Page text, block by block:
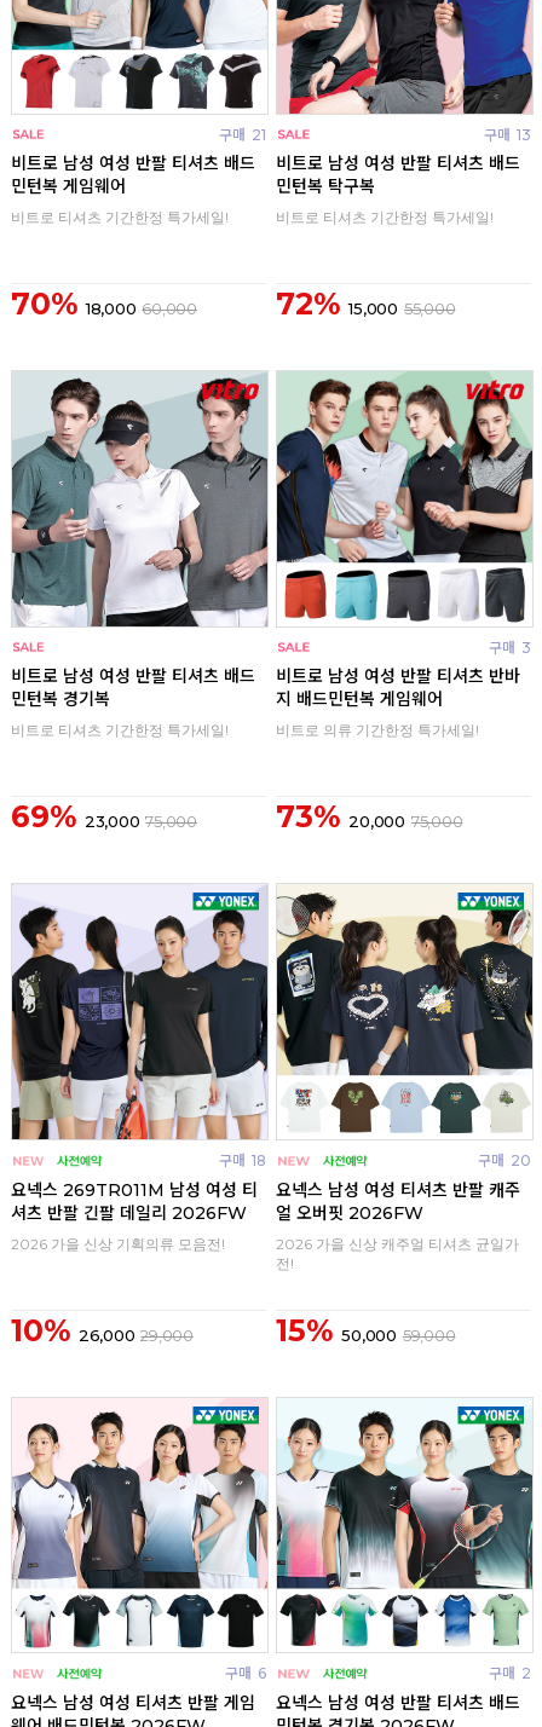
구매 21
비트로 남성 여성 반팔 티셔츠 배드
민턴복 게임웨어
비트로 티셔츠 기간한정 특가세일!
70% 18,000 60,000
구매 13
비트로 남성 여성 반팔 티셔츠 배드
민턴복 탁구복
비트로 티셔츠 기간한정 특가세일!
72% 15,000 55,000
비트로 남성 여성 반팔 티셔츠 배드
민턴복 경기복
비트로 티셔츠 기간한정 특가세일!
69% 23,000 75,000
구매 3
비트로 남성 여성 반팔 티셔츠 반바
지 배드민턴복 게임웨어
비트로 의류 기간한정 특가세일!
73% 20,000 75,000
구매 18
요넥스 269TR011M 남성 여성 티
셔츠 반팔 긴팔 데일리 2026FW
2026 가을 신상 기획의류 모음전!
10% 26,000 29,000
구매 20
요넥스 남성 여성 티셔츠 반팔 캐주
얼 오버핏 2026FW
2026 가을 신상 캐주얼 티셔츠 균일가
전!
15% 50,000 59,000
구매 6
요넥스 남성 여성 티셔츠 반팔 게임
구매 2
요넥스 남성 여성 반팔 티셔츠 배드